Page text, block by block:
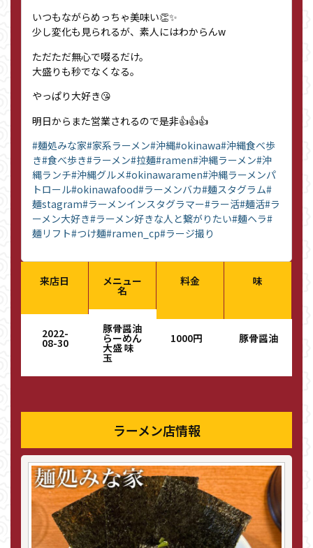
いつもながらめっちゃ美味い👏✨
少し変化も見られるが、素人にはわからんw
ただただ無心で啜るだけ。
大盛りも秒でなくなる。
やっぱり大好き😘
明日からまた営業されるので是非👍👍👍
#麺処みな家#家系ラーメン#沖縄#okinawa#沖縄食べ歩
き#食べ歩き#ラーメン#拉麺#ramen#沖縄ラーメン#沖
縄ランチ#沖縄グルメ#okinawaramen#沖縄ラーメンパ
トロール#okinawafood#ラーメンバカ#麺スタグラム#
麺stagram#ラーメンインスタグラマー#ラー活#麺活#ラ
ーメン大好き#ラーメン好きな人と繋がりたい#麺ヘラ#
麺リフト#つけ麺#ramen_cp#ラージ撮り
来店日
2022-
08-30
メニュー
名
豚骨醤油
らーめん
大盛 味
玉
料金
1000円
味
豚骨醤油
ラーメン店情報